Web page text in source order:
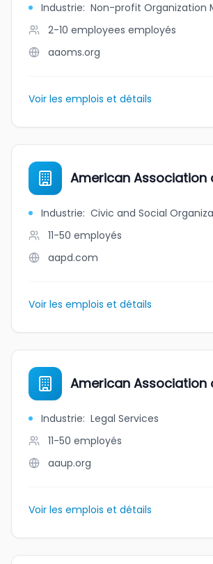
Industrie: Non-profit Organization
2-10 employees employés
aaoms.org
Voir les emplois et détails
American Association
Industrie: Civic and Social
11-50 employés
aapd.com
Voir les emplois et détails
American Association
Industrie: Legal Services
11-50 employés
aaup.org
Voir les emplois et détails